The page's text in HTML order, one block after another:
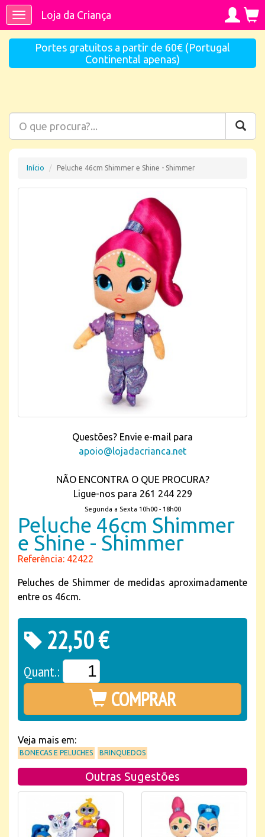
ToggleLoja da Criança
Portes gratuitos a partir de 60€ (Portugal
Continental apenas)
Início Peluche 46cm Shimmer e Shine - Shimmer
Questões? Envie e-mail para
apoio@lojadacrianca.net
NÃO ENCONTRA O QUE PROCURA?
Ligue-nos para 261 244 229
Segunda a Sexta 10h00 - 18h00
Peluche 46cm Shimmer
e Shine - Shimmer
Referência: 42422
Peluches de Shimmer de medidas aproximadamente
entre os 46cm.
22,50 €
Quant.:
COMPRAR
Veja mais em:
BONECAS E PELUCHES BRINQUEDOS
Outras Sugestões